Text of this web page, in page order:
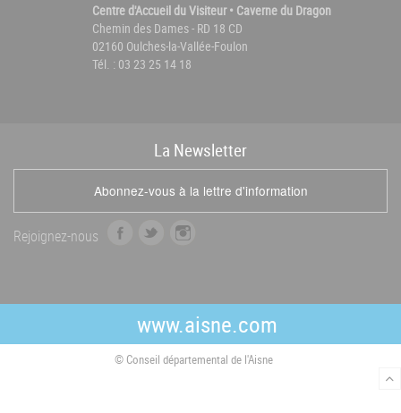
Centre d'Accueil du Visiteur • Caverne du Dragon
Chemin des Dames - RD 18 CD
02160 Oulches-la-Vallée-Foulon
Tél. : 03 23 25 14 18
La Newsletter
Abonnez-vous à la lettre d'information
Rejoignez-nous
b
o
t
e
r
a
g
r
a
www.aisne.com
© Conseil départemental de l'Aisne